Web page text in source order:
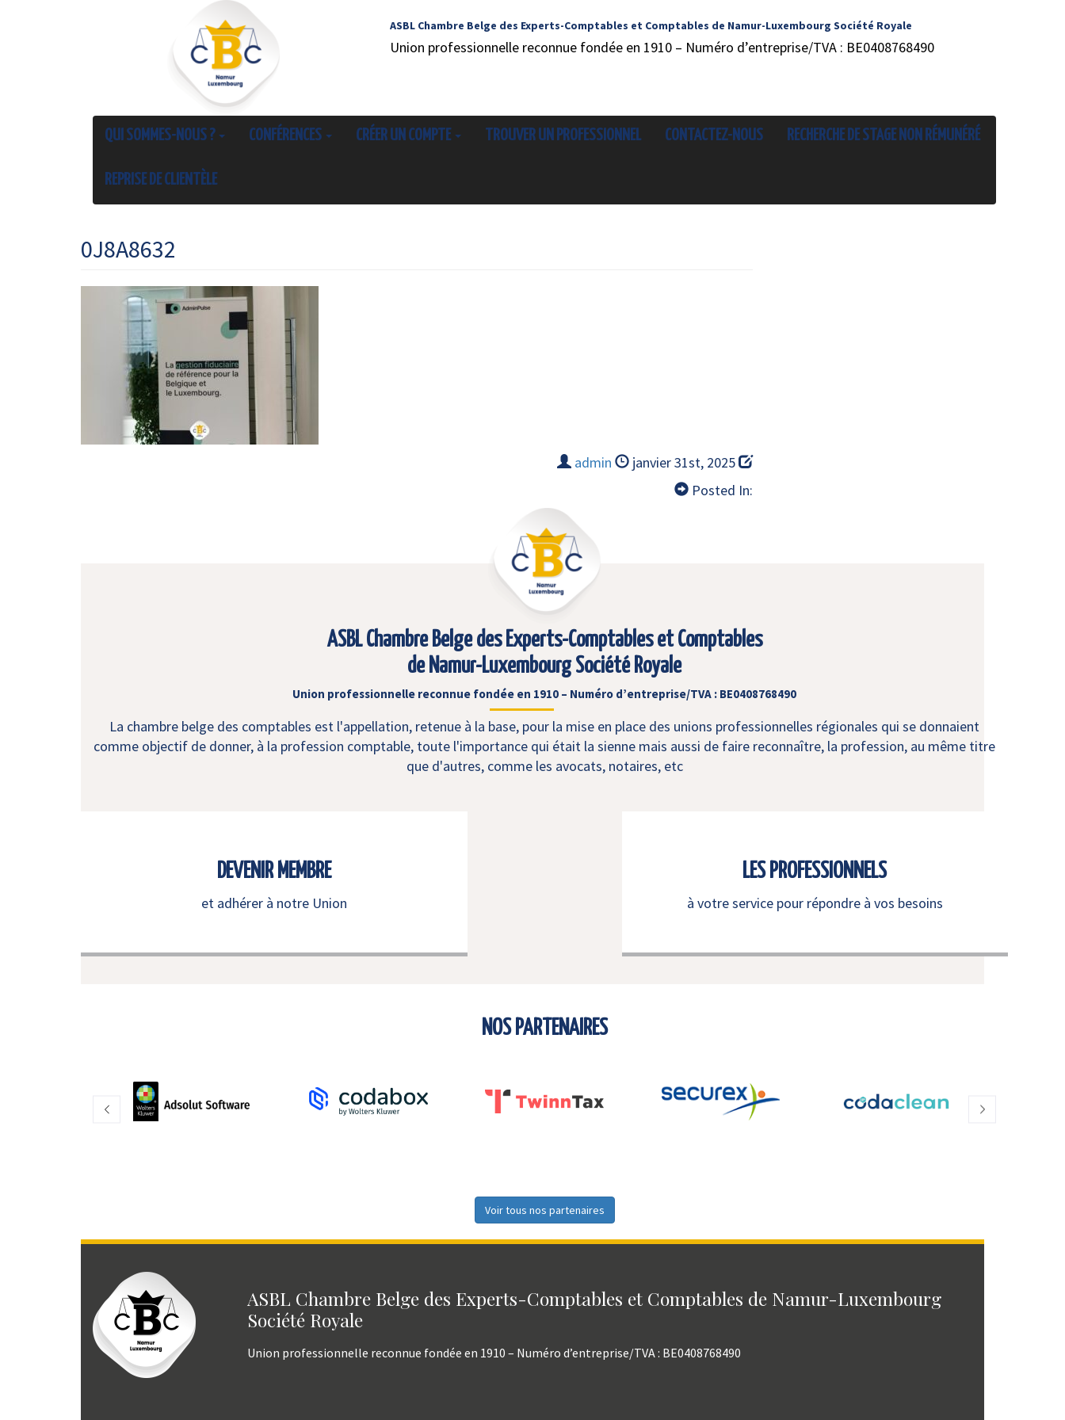
ASBL Chambre Belge des Experts-Comptables et Comptables de Namur-Luxembourg Société Royale
Union professionnelle reconnue fondée en 1910 – Numéro d’entreprise/TVA : BE0408768490
QUI SOMMES-NOUS ? CONFÉRENCES CRÉER UN COMPTE TROUVER UN PROFESSIONNEL CONTACTEZ-NOUS RECHERCHE DE STAGE NON RÉMUNÉRÉ
REPRISE DE CLIENTÈLE
0J8A8632
admin
janvier 31st, 2025
Posted In:
ASBL Chambre Belge des Experts-Comptables et Comptables
de Namur-Luxembourg Société Royale
Union professionnelle reconnue fondée en 1910 – Numéro d’entreprise/TVA : BE0408768490
La chambre belge des comptables est l'appellation, retenue à la base, pour la mise en place des unions professionnelles régionales qui se donnaient
comme objectif de donner, à la profession comptable, toute l'importance qui était la sienne mais aussi de faire reconnaître, la profession, au même titre
que d'autres, comme les avocats, notaires, etc
DEVENIR MEMBRE
et adhérer à notre Union
LES PROFESSIONNELS
à votre service pour répondre à vos besoins
NOS PARTENAIRES
Voir tous nos partenaires
ASBL Chambre Belge des Experts-Comptables et Comptables de Namur-Luxembourg
Société Royale
Union professionnelle reconnue fondée en 1910 – Numéro d’entreprise/TVA : BE0408768490